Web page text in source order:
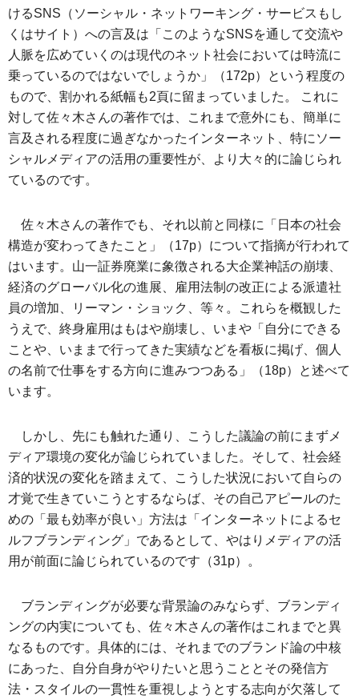
けるSNS（ソーシャル・ネットワーキング・サービスもし
くはサイト）への言及は「このようなSNSを通して交流や
人脈を広めていくのは現代のネット社会においては時流に
乗っているのではないでしょうか」（172p）という程度の
もので、割かれる紙幅も2頁に留まっていました。 これに
対して佐々木さんの著作では、これまで意外にも、簡単に
言及される程度に過ぎなかったインターネット、特にソー
シャルメディアの活用の重要性が、より大々的に論じられ
ているのです。
佐々木さんの著作でも、それ以前と同様に「日本の社会
構造が変わってきたこと」（17p）について指摘が行われて
はいます。山一証券廃業に象徴される大企業神話の崩壊、
経済のグローバル化の進展、雇用法制の改正による派遣社
員の増加、リーマン・ショック、等々。これらを概観した
うえで、終身雇用はもはや崩壊し、いまや「自分にできる
ことや、いままで行ってきた実績などを看板に掲げ、個人
の名前で仕事をする方向に進みつつある」（18p）と述べて
います。
しかし、先にも触れた通り、こうした議論の前にまずメ
ディア環境の変化が論じられていました。そして、社会経
済的状況の変化を踏まえて、こうした状況において自らの
才覚で生きていこうとするならば、その自己アピールのた
めの「最も効率が良い」方法は「インターネットによるセ
ルフブランディング」であるとして、やはりメディアの活
用が前面に論じられているのです（31p）。
ブランディングが必要な背景論のみならず、ブランディ
ングの内実についても、佐々木さんの著作はこれまでと異
なるものです。具体的には、それまでのブランド論の中核
にあった、自分自身がやりたいと思うこととその発信方
法・スタイルの一貫性を重視しようとする志向が欠落して